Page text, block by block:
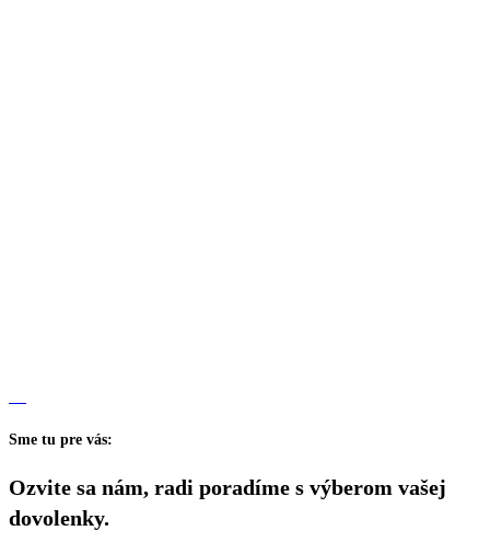
Sme tu pre vás:
Ozvite sa nám, radi poradíme s výberom vašej
dovolenky.